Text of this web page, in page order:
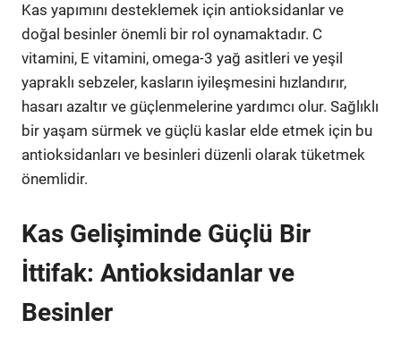
Kas yapımını desteklemek için antioksidanlar ve
doğal besinler önemli bir rol oynamaktadır. C
vitamini, E vitamini, omega-3 yağ asitleri ve yeşil
yapraklı sebzeler, kasların iyileşmesini hızlandırır,
hasarı azaltır ve güçlenmelerine yardımcı olur. Sağlıklı
bir yaşam sürmek ve güçlü kaslar elde etmek için bu
antioksidanları ve besinleri düzenli olarak tüketmek
önemlidir.
Kas Gelişiminde Güçlü Bir
İttifak: Antioksidanlar ve
Besinler